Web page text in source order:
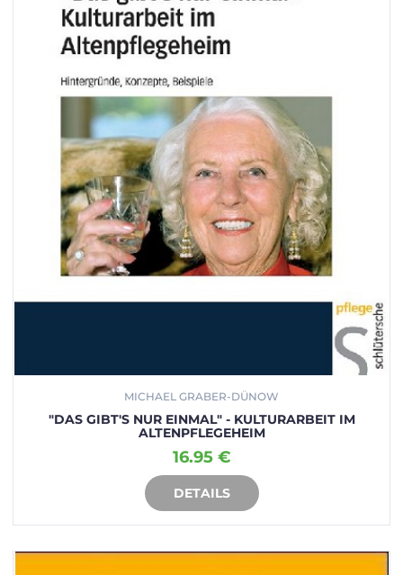
MICHAEL GRABER-DÜNOW
"DAS GIBT'S NUR EINMAL" - KULTURARBEIT IM
ALTENPFLEGEHEIM
16.95 €
DETAILS
IN DEN WARENKORB